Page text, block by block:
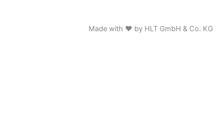
Made with ♥ by HLT GmbH & Co. KG